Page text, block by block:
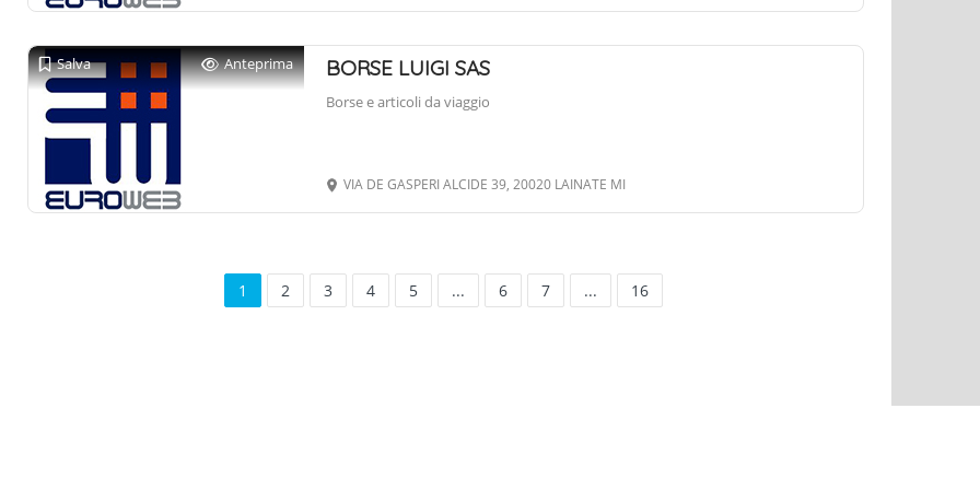
Salva Anteprima BORSE LUIGI SAS
Borse e articoli da viaggio
VIA DE GASPERI ALCIDE 39, 20020 LAINATE MI
1 2 3 4 5 ... 6 7 ... 16